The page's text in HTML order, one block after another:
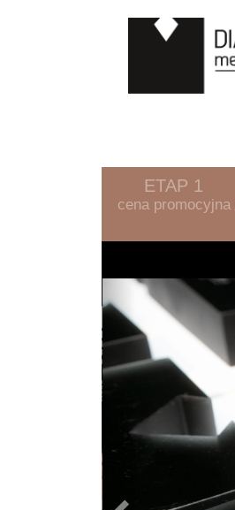
ETAP 1
cena promocyjna